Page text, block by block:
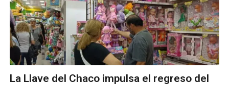
La Llave del Chaco impulsa el regreso del